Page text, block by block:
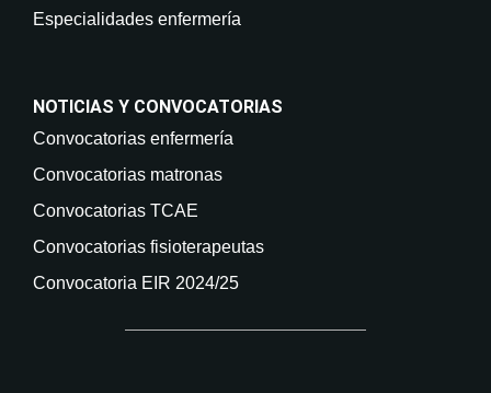
Especialidades enfermería
NOTICIAS Y CONVOCATORIAS
Convocatorias enfermería
Convocatorias matronas
Convocatorias TCAE
Convocatorias fisioterapeutas
Convocatoria EIR 2024/25